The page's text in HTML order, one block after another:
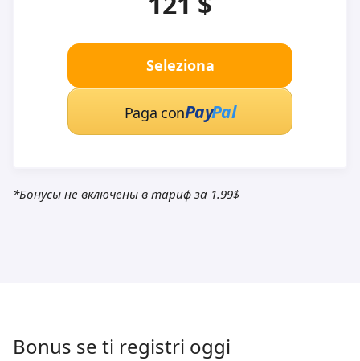
Seleziona
Paga conPayPal
*Бонусы не включены в тариф за 1.99$
Bonus se ti registri oggi